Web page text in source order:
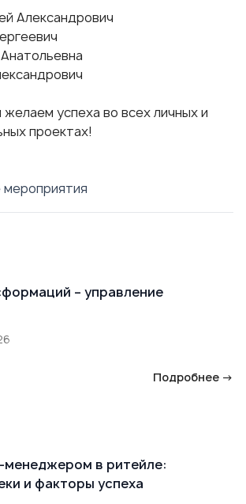
Александрович
Сергеевич
Анатольевна
успеха во всех личных и
проектах!
– управление
Подробнее →
менеджером в ритейле:
и факторы успеха